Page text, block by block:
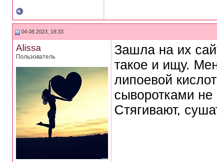
04.08.2023, 18:33
Alissa
Пользователь
Зашла на их
такое и ищу.
липоевой
сыворотками не
Стягивают,